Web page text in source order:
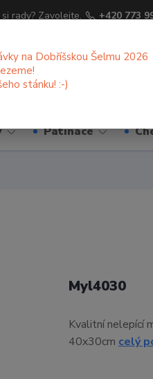
rady? Zavolejte. +420 773
Patinace
Myl4030
Kvalitní nelepící
40x30cm celý
na Dobříšskou Šelmu 2026
stánku! :-)